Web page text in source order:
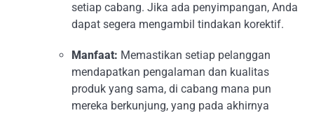
setiap cabang. Jika ada penyimpangan, Anda
dapat segera mengambil tindakan korektif.
Manfaat: Memastikan setiap pelanggan
mendapatkan pengalaman dan kualitas
produk yang sama, di cabang mana pun
mereka berkunjung, yang pada akhirnya